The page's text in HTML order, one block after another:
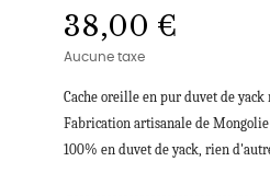
38,00 €
Aucune taxe
Cache oreille en pur duvet de
Fabrication artisanale de Mongolie
100% en duvet de yack, rien